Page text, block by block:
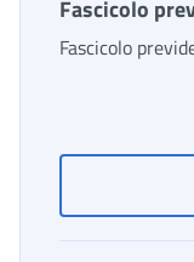
Fascicolo
Fascicolo